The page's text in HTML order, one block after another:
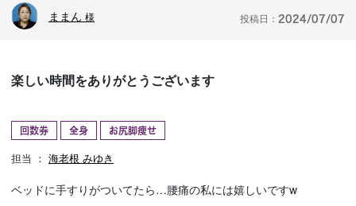
予約確認
ままん 様 投稿日： 2024/07/07
楽しい時間をありがとうございます
回数券 全身 お尻脚痩せ
担当 ： 海老根 みゆき
ベッドに手すりがついてたら…腰痛の私には嬉しいですw